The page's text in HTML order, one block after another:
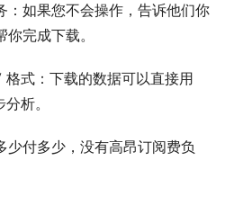
：如果您不会操作，告诉他们你
完成下载。
式：下载的数据可以直接用
析。
少付多少，没有高昂订阅费负